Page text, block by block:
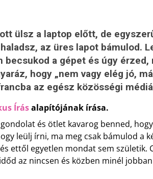
ülsz a laptop előtt, de
az üres lapot bámulod.
becsukod a gépet és úgy
hogy „nem vagy elég jó,
az egész közösségi
Írásalapítójának írása.
és ötlet kavarog benned,
leülj írni, ma meg csak bámulod a
ettől egyetlen mondat sem születik.
az nincsen és közben minél